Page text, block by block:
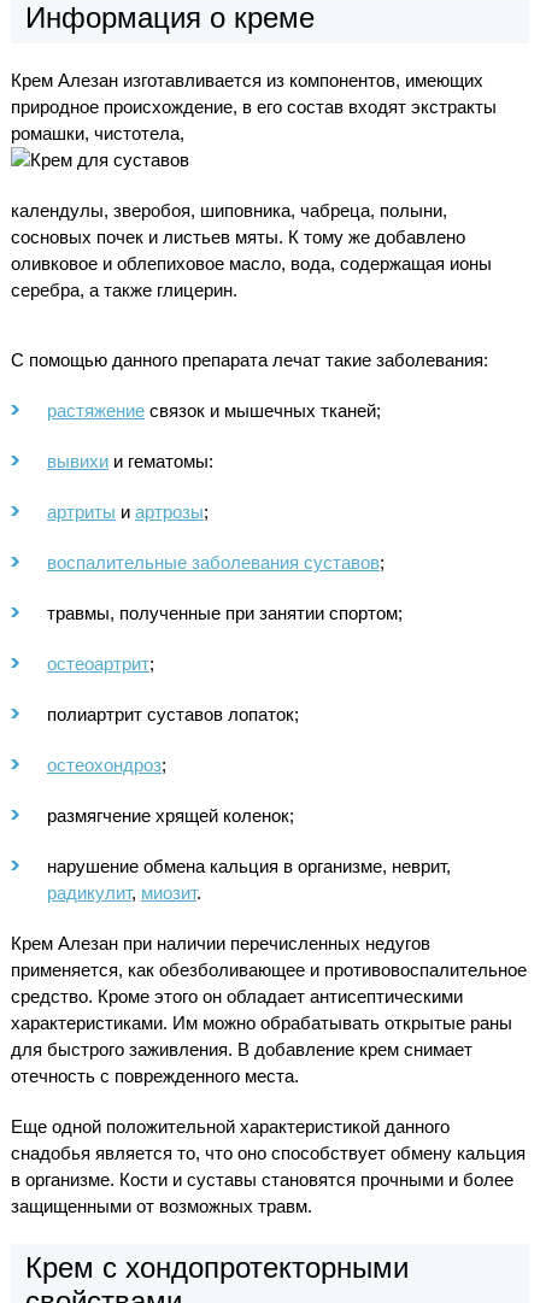
Информация о креме
Крем Алезан изготавливается из компонентов, имеющих
природное происхождение, в его состав входят экстракты
ромашки, чистотела,
календулы, зверобоя, шиповника, чабреца, полыни,
сосновых почек и листьев мяты. К тому же добавлено
оливковое и облепиховое масло, вода, содержащая ионы
серебра, а также глицерин.
С помощью данного препарата лечат такие заболевания:
растяжениесвязок и мышечных тканей;
вывихии гематомы:
артриты и артрозы;
воспалительные заболевания суставов;
травмы, полученные при занятии спортом;
остеоартрит;
полиартрит суставов лопаток;
остеохондроз;
размягчение хрящей коленок;
нарушение обмена кальция в организме, неврит,
радикулит, миозит.
Крем Алезан при наличии перечисленных недугов
применяется, как обезболивающее и противовоспалительное
средство. Кроме этого он обладает антисептическими
характеристиками. Им можно обрабатывать открытые раны
для быстрого заживления. В добавление крем снимает
отечность с поврежденного места.
Еще одной положительной характеристикой данного
снадобья является то, что оно способствует обмену кальция
в организме. Кости и суставы становятся прочными и более
защищенными от возможных травм.
Крем с хондопротекторными